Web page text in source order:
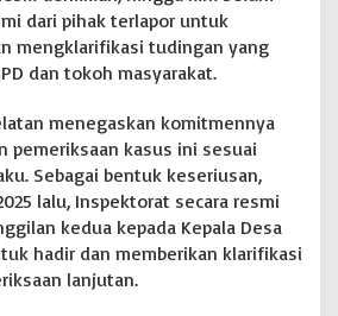
dari pihak terlapor untuk
mengklarifikasi tudingan yang
dan tokoh masyarakat.
menegaskan komitmennya
pemeriksaan kasus ini sesuai
Sebagai bentuk keseriusan,
lalu, Inspektorat secara resmi
kedua kepada Kepala Desa
hadir dan memberikan klarifikasi
lanjutan.